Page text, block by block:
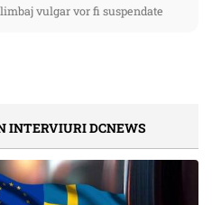
vulgar vor fi suspendate
INTERVIURI DCNEWS